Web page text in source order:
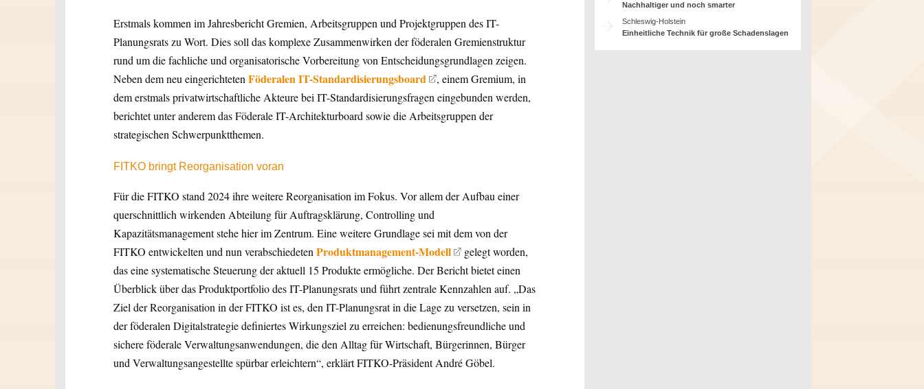
Erstmals kommen im Jahresbericht Gremien, Arbeitsgruppen und Projektgruppen des IT-
Planungsrats zu Wort. Dies soll das komplexe Zusammenwirken der föderalen Gremienstruktur
rund um die fachliche und organisatorische Vorbereitung von Entscheidungsgrundlagen zeigen.
Neben dem neu eingerichteten Föderalen IT-Standardisierungsboard
, einem Gremium, in
dem erstmals privatwirtschaftliche Akteure bei IT-Standardisierungsfragen eingebunden werden,
berichtet unter anderem das Föderale IT-Architekturboard sowie die Arbeitsgruppen der
strategischen Schwerpunktthemen.
FITKO bringt Reorganisation voran
Für die FITKO stand 2024 ihre weitere Reorganisation im Fokus. Vor allem der Aufbau einer
querschnittlich wirkenden Abteilung für Auftragsklärung, Controlling und
Kapazitätsmanagement stehe hier im Zentrum. Eine weitere Grundlage sei mit dem von der
FITKO entwickelten und nun verabschiedeten Produktmanagement-Modell
gelegt worden,
das eine systematische Steuerung der aktuell 15 Produkte ermögliche. Der Bericht bietet einen
Überblick über das Produktportfolio des IT-Planungsrats und führt zentrale Kennzahlen auf. „Das
Ziel der Reorganisation in der FITKO ist es, den IT-Planungsrat in die Lage zu versetzen, sein in
der föderalen Digitalstrategie definiertes Wirkungsziel zu erreichen: bedienungsfreundliche und
sichere föderale Verwaltungsanwendungen, die den Alltag für Wirtschaft, Bürgerinnen, Bürger
und Verwaltungsangestellte spürbar erleichtern“, erklärt FITKO-Präsident André Göbel.
Nachhaltiger und noch smarter
Schleswig-Holstein
Einheitliche Technik für große Schadenslagen